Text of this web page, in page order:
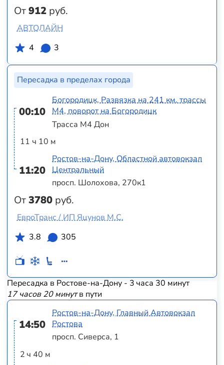
От912 руб.
АВТОЛАЙН
4
3
Пересадка в пределах города
00:10
11 ч 10 м
11:20
От3780 руб.
Богородицк, Развязка на 241 км. трассы
М4, поворот на Богородицк
Трасса М4 Дон
Ростов-на-Дону, Областной автовокзал
Центральный
просп. Шолохова, 270к1
ЕвроТранс / ИП Яцунов М.С.
3.8
305
Пересадка в Ростове-на-Дону - 3 часа 30 минут
17 часов 20 минутв пути
14:50
2 ч 40 м
Ростов-на-Дону, Главный Автовокзал
Ростова
просп. Сиверса, 1